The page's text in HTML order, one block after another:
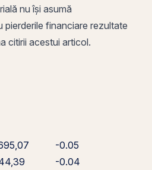
nu își asumă
pierderile financiare rezultate
citirii acestui articol.
-0.05
-0.04